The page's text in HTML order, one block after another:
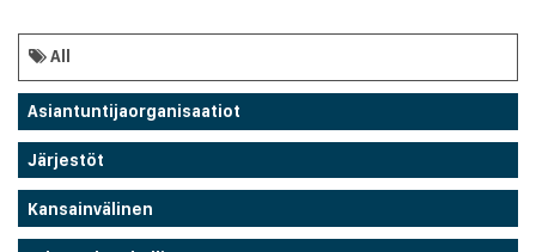
All
Asiantuntijaorganisaatiot
Järjestöt
Kansainvälinen